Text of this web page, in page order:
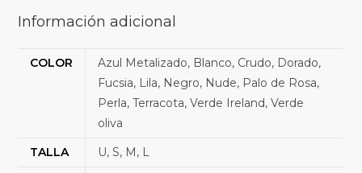
Información adicional
COLOR
Azul Metalizado, Blanco, Crudo, Dorado,
Fucsia, Lila, Negro, Nude, Palo de Rosa,
Perla, Terracota, Verde Ireland, Verde
oliva
TALLA
U, S, M, L